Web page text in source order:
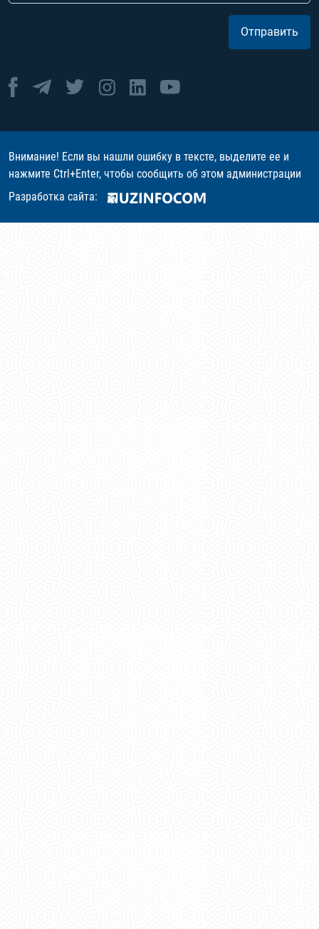
Отправить
Внимание! Если вы нашли ошибку в тексте, выделите ее и
нажмите Ctrl+Enter, чтобы сообщить об этом администрации
Разработка сайта: